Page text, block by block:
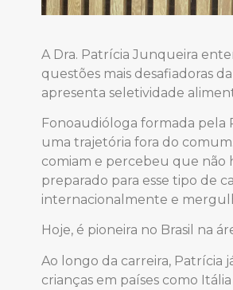
A Dra. Patrícia Junqueira
questões mais desafiadoras
apresenta seletividade
Fonoaudióloga formada pela
uma trajetória fora do
comiam e percebeu que não
preparado para esse tipo de
internacionalmente e
Hoje, é pioneira no Brasil na
Ao longo da carreira, Patrícia
crianças em países como